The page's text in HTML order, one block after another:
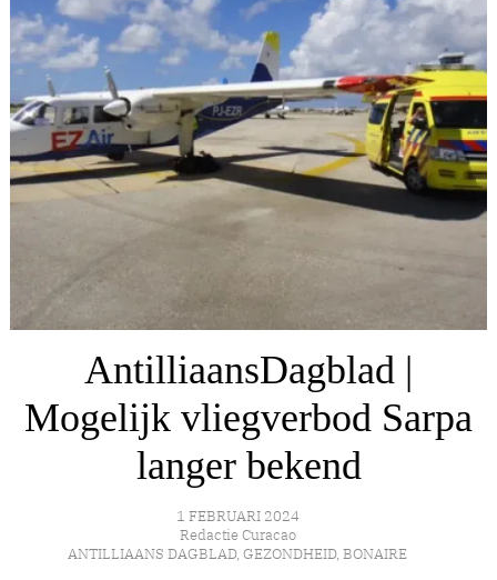
AntilliaansDagblad |
Mogelijk vliegverbod Sarpa
langer bekend
1 FEBRUARI 2024
Redactie Curacao
ANTILLIAANS DAGBLAD, GEZONDHEID, BONAIRE